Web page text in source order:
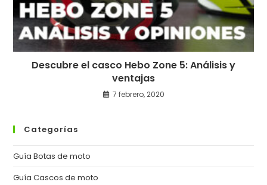
Descubre el casco Hebo Zone 5: Análisis y
ventajas
7 febrero, 2020
Categorías
Guía Botas de moto
Guía Cascos de moto